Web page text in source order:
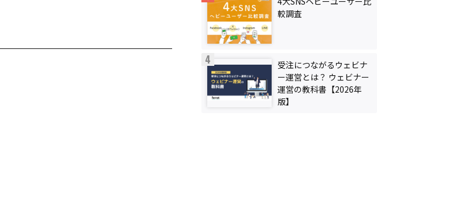
較調査
受注につながるウェビナ
ー運営とは？ ウェビナー
運営の教科書【2026年
版】